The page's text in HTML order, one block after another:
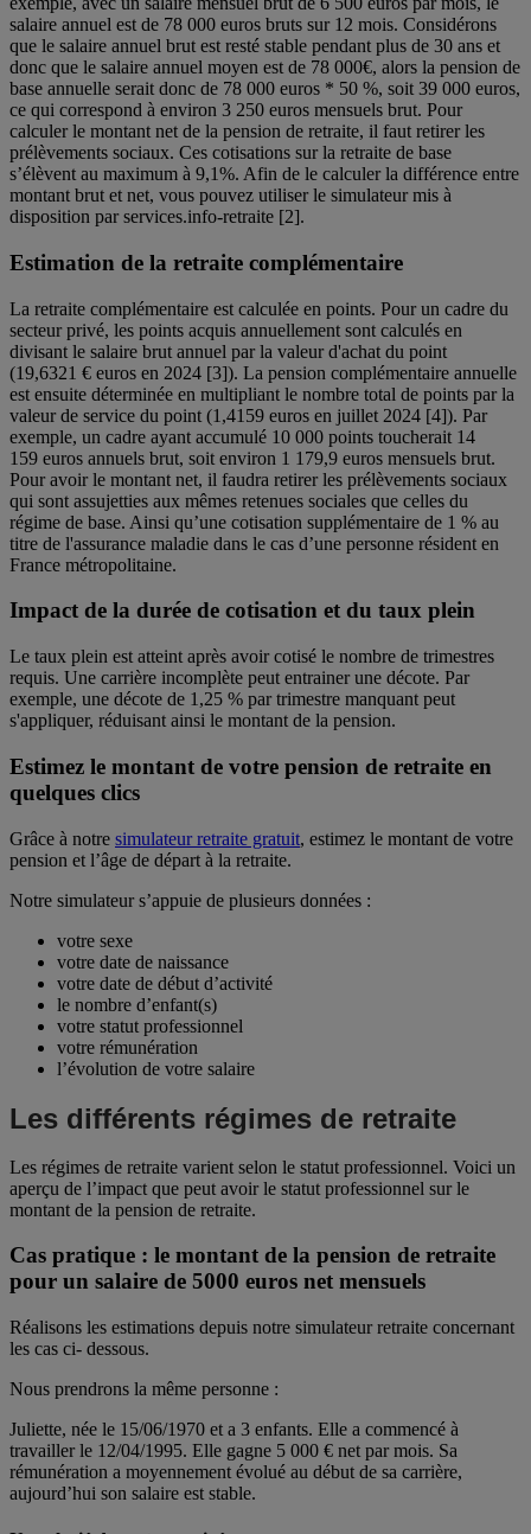
salaire annuel est de 78 000 euros bruts sur 12 mois. Considérons
que le salaire annuel brut est resté stable pendant plus de 30 ans et
donc que le salaire annuel moyen est de 78 000€, alors la pension de
base annuelle serait donc de 78 000 euros * 50 %, soit 39 000 euros,
ce qui correspond à environ 3 250 euros mensuels brut. Pour
calculer le montant net de la pension de retraite, il faut retirer les
prélèvements sociaux. Ces cotisations sur la retraite de base
s’élèvent au maximum à 9,1%. Afin de le calculer la différence entre
montant brut et net, vous pouvez utiliser le simulateur mis à
disposition par services.info-retraite [2].
Estimation de la retraite complémentaire
La retraite complémentaire est calculée en points. Pour un cadre du
secteur privé, les points acquis annuellement sont calculés en
divisant le salaire brut annuel par la valeur d'achat du point
(19,6321 € euros en 2024 [3]). La pension complémentaire annuelle
est ensuite déterminée en multipliant le nombre total de points par la
valeur de service du point (1,4159 euros en juillet 2024 [4]). Par
exemple, un cadre ayant accumulé 10 000 points toucherait 14
159 euros annuels brut, soit environ 1 179,9 euros mensuels brut.
Pour avoir le montant net, il faudra retirer les prélèvements sociaux
qui sont assujetties aux mêmes retenues sociales que celles du
régime de base. Ainsi qu’une cotisation supplémentaire de 1 % au
titre de l'assurance maladie dans le cas d’une personne résident en
France métropolitaine.
Impact de la durée de cotisation et du taux plein
Le taux plein est atteint après avoir cotisé le nombre de trimestres
requis. Une carrière incomplète peut entrainer une décote. Par
exemple, une décote de 1,25 % par trimestre manquant peut
s'appliquer, réduisant ainsi le montant de la pension.
Estimez le montant de votre pension de retraite en
quelques clics
Grâce à notre simulateur retraite gratuit, estimez le montant de votre
pension et l’âge de départ à la retraite.
Notre simulateur s’appuie de plusieurs données :
votre sexe
votre date de naissance
votre date de début d’activité
le nombre d’enfant(s)
votre statut professionnel
votre rémunération
l’évolution de votre salaire
Les différents régimes de retraite
Les régimes de retraite varient selon le statut professionnel. Voici un
aperçu de l’impact que peut avoir le statut professionnel sur le
montant de la pension de retraite.
Cas pratique : le montant de la pension de retraite
pour un salaire de 5000 euros net mensuels
Réalisons les estimations depuis notre simulateur retraite concernant
les cas ci- dessous.
Nous prendrons la même personne :
Juliette, née le 15/06/1970 et a 3 enfants. Elle a commencé à
travailler le 12/04/1995. Elle gagne 5 000 € net par mois. Sa
rémunération a moyennement évolué au début de sa carrière,
aujourd’hui son salaire est stable.